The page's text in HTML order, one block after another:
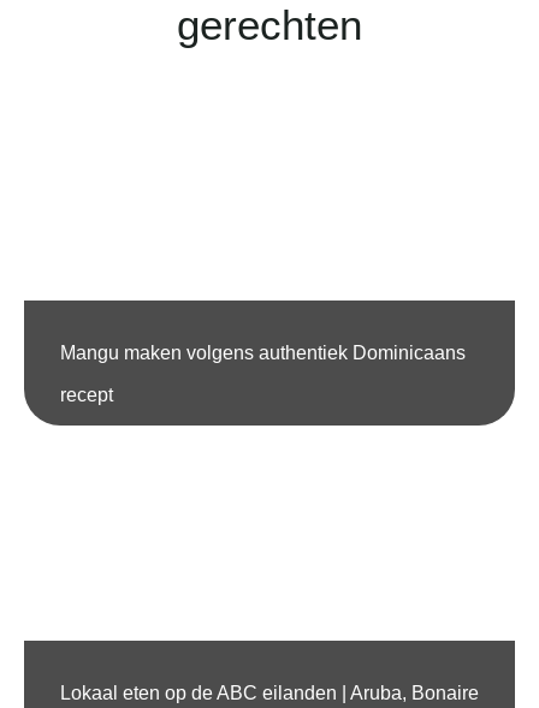
gerechten
Mangu maken volgens authentiek Dominicaans
recept
Lokaal eten op de ABC eilanden | Aruba, Bonaire